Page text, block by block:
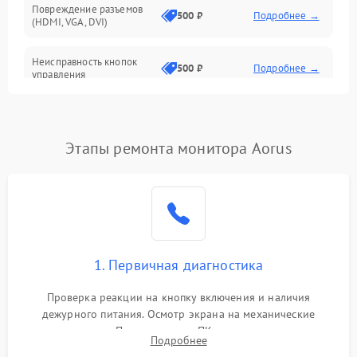
Повреждение разъемов
(HDMI, VGA, DVI)
500 ₽ Подробнее →
Неисправность кнопок
управления
500 ₽ Подробнее →
Повреждение кабеля
1000 ₽
Поломка системы
автоматического
1000 ₽ Подробнее →
Неисправность системы
1000 ₽
Этапы ремонта монитора Aorus
1. Первичная диагностика
Проверка реакции на кнопку включения и наличия
дежурного питания. Осмотр экрана на механические
повреждения. Подключение к ПК для оценки вывода
изображения, работы подсветки и выявления артефактов на
Подробнее